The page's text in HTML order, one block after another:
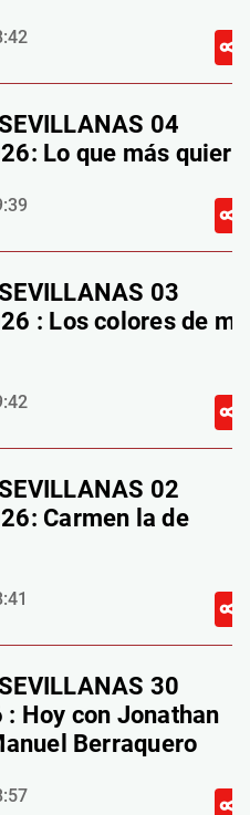
04
Lo que más quiero
03
: Los colores de mi
02
Carmen la de
30
: Hoy con Jonathan
Berraquero